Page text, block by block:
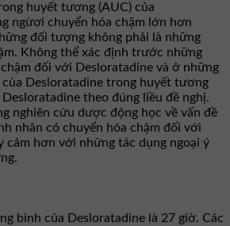
huyết tương (AUC) của
ngừơi chuyển hóa chậm lớn hơn
đối tượng không phải là những
Không thể xác định trước những
đối với Desloratadine và ở những
của Desloratadine trong huyết tương
theo đúng liều đề nghị.
nghiên cứu dược động học về vấn đề
nhân có chuyển hóa chậm đối với
cảm hơn với những tác dụng ngoại ý
bình của Desloratadine là 27 giờ. Các